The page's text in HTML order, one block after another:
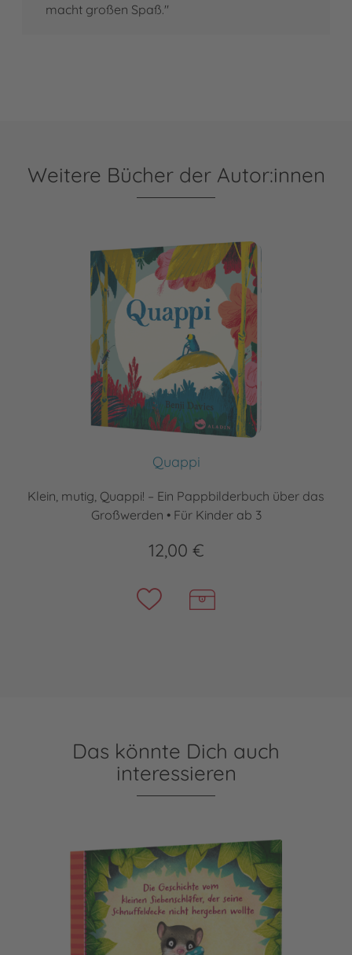
macht großen Spaß."
Weitere Bücher der Autor:innen
Quappi
Klein, mutig, Quappi! – Ein Pappbilderbuch über das
Großwerden • Für Kinder ab 3
12,00 €
Das könnte Dich auch
interessieren
Der kleine Siebenschläfer 3: Die Geschichte vom kleinen